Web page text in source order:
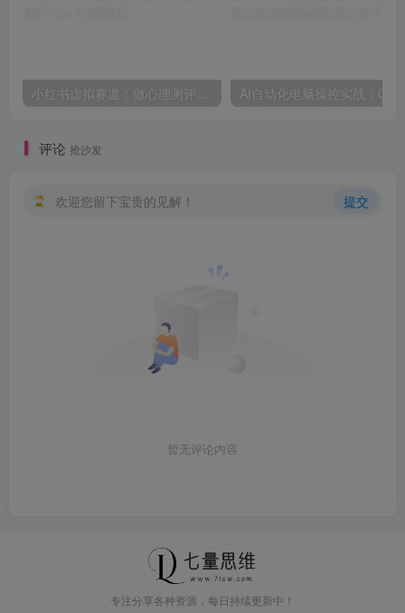
评论 抢沙发
欢迎您留下宝贵的见解！ 提交
暂无评论内容
专注分享各种资源，每日持续更新中！